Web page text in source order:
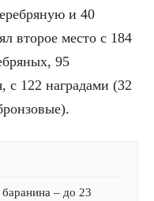
и 40
второе место с 184
95
с 122 наградами (32
– до 23